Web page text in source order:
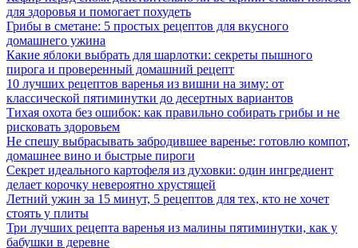
для здоровья и помогает похудеть
Грибы в сметане: 5 простых рецептов для вкусного
домашнего ужина
Какие яблоки выбрать для шарлотки: секреты пышного
пирога и проверенный домашний рецепт
10 лучших рецептов варенья из вишни на зиму: от
классической пятиминутки до десертных вариантов
Тихая охота без ошибок: как правильно собирать грибы и не
рисковать здоровьем
Не спешу выбрасывать забродившее варенье: готовлю компот,
домашнее вино и быстрые пироги
Секрет идеального картофеля из духовки: один ингредиент
делает корочку невероятно хрустящей
Летний ужин за 15 минут, 5 рецептов для тех, кто не хочет
стоять у плиты
Три лучших рецепта варенья из малины пятиминутки, как у
бабушки в деревне